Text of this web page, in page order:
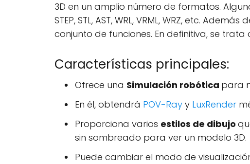
3D en un amplio número de formatos.
STEP, STL, AST, WRL, VRML, WRZ, etc.
conjunto de funciones. En definitiva, se
Características principales:
Ofrece una Simulación robótica para
En él, obtendrá POV-Ray y LuxRender
Proporciona varios estilos de dibujo
sin sombreado para ver un modelo 3D.
Puede cambiar el modo de